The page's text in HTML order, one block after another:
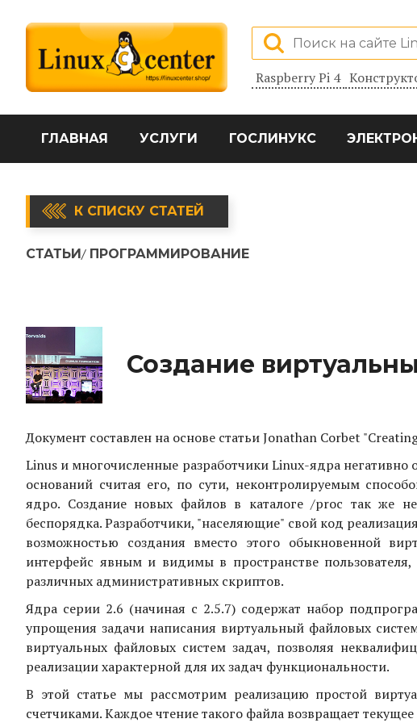
Raspberry Pi 4
ГЛАВНАЯ УСЛУГИ ГОСЛИНУКС
К СПИСКУ СТАТЕЙ
СТАТЬИ ПРОГРАММИРОВАНИЕ
Создание
Документ составлен на основе статьи Jonathan Corbet
Linus и многочисленные разработчики Linux-ядра негативно
оснований считая его, по сути, неконтролируемым
ядро. Создание новых файлов в каталоге /proc так же
беспорядка. Разработчики, "населяющие" свой код
возможностью создания вместо этого обыкновенной
интерфейс явным и видимы в пространстве
различных административных скриптов.
Ядра серии 2.6 (начиная с 2.5.7) содержат набор
упрощения задачи написания виртуальный файловых
виртуальных файловых систем задач, позволяя
реализации характерной для их задач функциональности.
В этой статье мы рассмотрим реализацию простой
счетчиками. Каждое чтение такого файла возвращает